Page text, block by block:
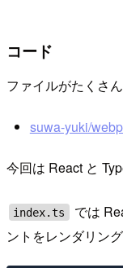
コード
ファイルがたくさ
suwa-yuki/
今回は React と
index.ts
では
ントをレンダリン